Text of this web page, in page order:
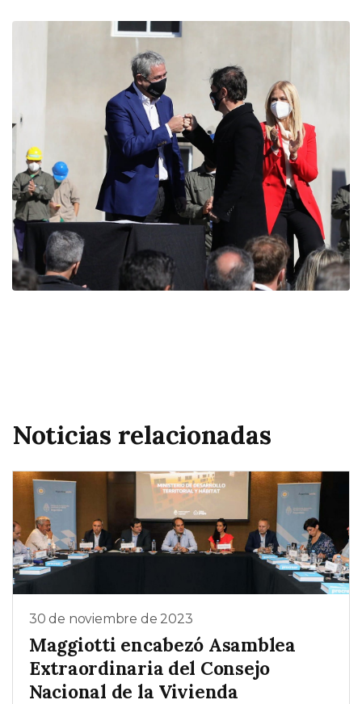
Noticias relacionadas
30 de noviembre de 2023
Maggiotti encabezó Asamblea
Extraordinaria del Consejo
Nacional de la Vivienda